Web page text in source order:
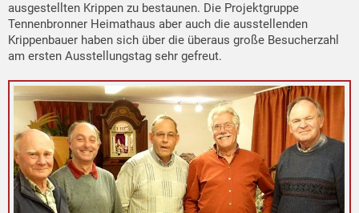
ausgestellten Krippen zu bestaunen. Die Projektgruppe
Tennenbronner Heimathaus aber auch die ausstellenden
Krippenbauer haben sich über die überaus große Besucherzahl
am ersten Ausstellungstag sehr gefreut.